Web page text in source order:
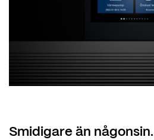
Smidigare än någonsin.